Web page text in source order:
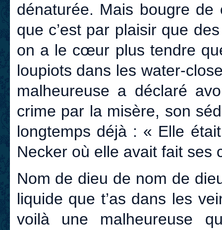
dénaturée. Mais bougre de
que c’est par plaisir que
on a le cœur plus tendre
loupiots dans les water-
malheureuse a déclaré
crime par la misère, son
longtemps déjà : « Elle
Necker où elle avait fait ses
Nom de dieu de nom de
liquide que t’as dans les
voilà une malheureuse